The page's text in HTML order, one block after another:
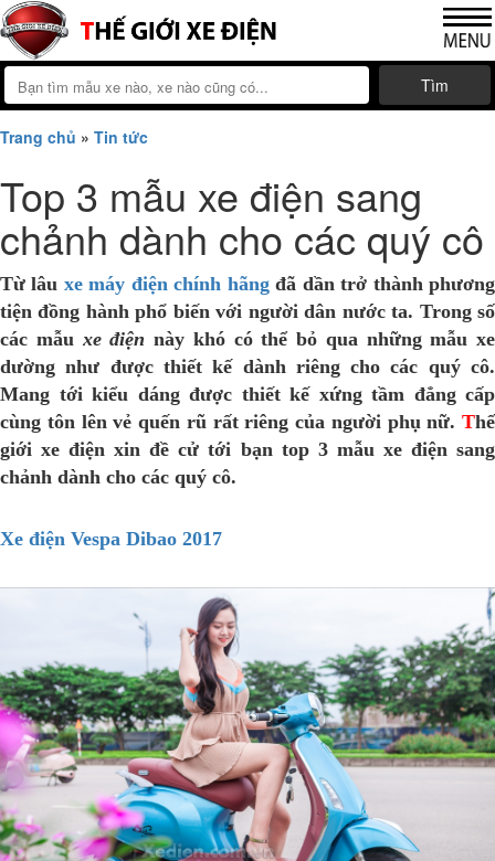
Tìm
Trang chủ » Tin tức
Top 3 mẫu xe điện sang
chảnh dành cho các quý cô
Từ lâu xe máy điện chính hãngđã dần trở thành phương
tiện đồng hành phổ biến với người dân nước ta. Trong số
các mẫu xe điện này khó có thể bỏ qua những mẫu xe
dường như được thiết kế dành riêng cho các quý cô.
Mang tới kiểu dáng được thiết kế xứng tầm đẳng cấp
cùng tôn lên vẻ quến rũ rất riêng của người phụ nữ. Thế
giới xe điện xin đề cử tới bạn top 3 mẫu xe điện sang
chảnh dành cho các quý cô.
Xe điện Vespa Dibao 2017